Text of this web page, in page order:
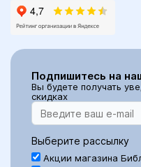
Подпишитесь на
Вы будете получать
скидках
Выберите рассылку
Акции магазина